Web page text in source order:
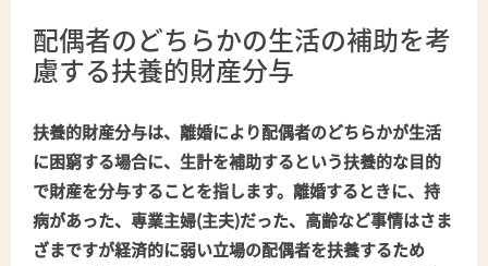
配偶者のどちらかの生活の補助を考
慮する扶養的財産分与
扶養的財産分与は、離婚により配偶者のどちらかが生活
に困窮する場合に、生計を補助するという扶養的な目的
で財産を分与することを指します。離婚するときに、持
病があった、専業主婦(主夫)だった、高齢など事情はさま
ざまですが経済的に弱い立場の配偶者を扶養するため